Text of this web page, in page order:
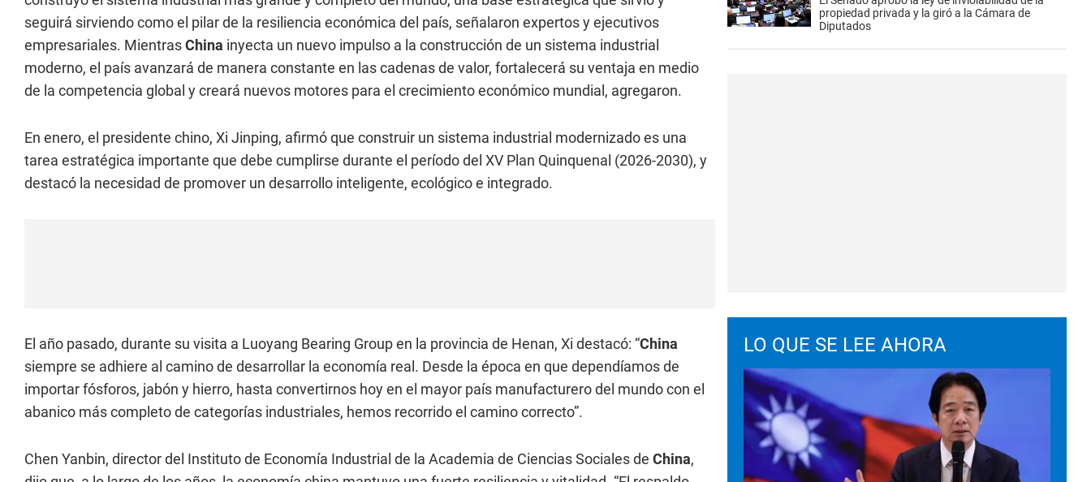
seguirá sirviendo como el pilar de la resiliencia económica del país, señalaron expertos y ejecutivos
empresariales. MientrasChina inyecta un nuevo impulso a la construcción de un sistema industrial
moderno, el país avanzará de manera constante en las cadenas de valor, fortalecerá su ventaja en medio
de la competencia global y creará nuevos motores para el crecimiento económico mundial, agregaron.
En enero, el presidente chino, Xi Jinping, afirmó que construir un sistema industrial modernizado es una
tarea estratégica importante que debe cumplirse durante el período del XV Plan Quinquenal (2026-2030), y
destacó la necesidad de promover un desarrollo inteligente, ecológico e integrado.
El año pasado, durante su visita a Luoyang Bearing Group en la provincia de Henan, Xi destacó: “China
siempre se adhiere al camino de desarrollar la economía real. Desde la época en que dependíamos de
importar fósforos, jabón y hierro, hasta convertirnos hoy en el mayor país manufacturero del mundo con el
abanico más completo de categorías industriales, hemos recorrido el camino correcto”.
Chen Yanbin, director del Instituto de Economía Industrial de la Academia de Ciencias Sociales de China,
propiedad privada y la giró a la Cámara de
Diputados
LO QUE SE LEE AHORA